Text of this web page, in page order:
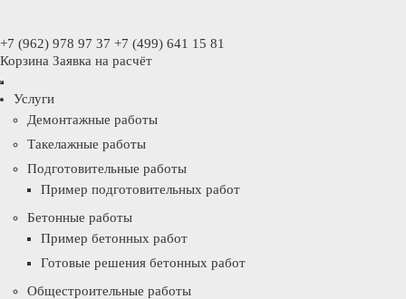
+7 (962) 978 97 37 +7 (499) 641 15 81
Корзина Заявка на расчёт
Услуги
Демонтажные работы
Такелажные работы
Подготовительные работы
Пример подготовительных работ
Бетонные работы
Пример бетонных работ
Готовые решения бетонных работ
Общестроительные работы